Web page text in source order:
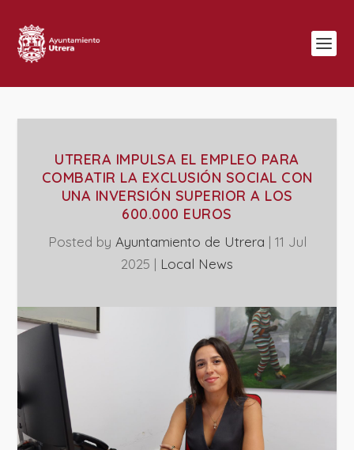
UTRERA IMPULSA EL EMPLEO PARA
COMBATIR LA EXCLUSIÓN SOCIAL CON
UNA INVERSIÓN SUPERIOR A LOS
600.000 EUROS
Posted by Ayuntamiento de Utrera | 11 Jul
2025 | Local News